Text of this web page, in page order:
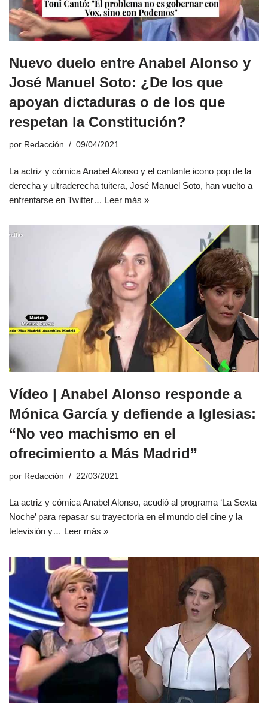
Nuevo duelo entre Anabel Alonso y
José Manuel Soto: ¿De los que
apoyan dictaduras o de los que
respetan la Constitución?
por Redacción 09/04/2021
La actriz y cómica Anabel Alonso y el cantante icono pop de la
derecha y ultraderecha tuitera, José Manuel Soto, han vuelto a
enfrentarse en Twitter… Leer más »
Vídeo | Anabel Alonso responde a
Mónica García y defiende a Iglesias:
“No veo machismo en el
ofrecimiento a Más Madrid”
por Redacción 22/03/2021
La actriz y cómica Anabel Alonso, acudió al programa ‘La Sexta
Noche’ para repasar su trayectoria en el mundo del cine y la
televisión y… Leer más »